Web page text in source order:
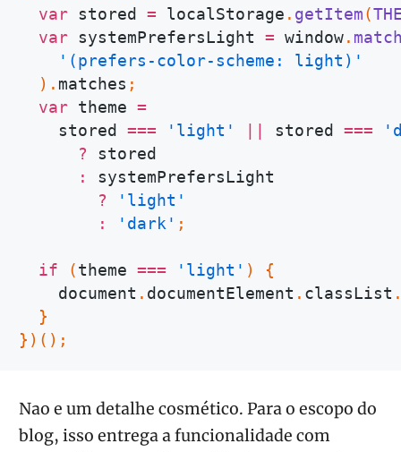
var stored = localStorage . getItem (
var systemPrefersLight = window .
'(prefers-color-scheme: light)'
) . matches ;
var theme =
    stored
=== 'light' stored ===
? stored
:
systemPrefersLight
?
'light'
:
'dark' ;
if ( theme === 'light' )
{
    document
. documentElement . classList
}
} ) ( ) ;
Nao e um detalhe cosmético. Para o escopo do
blog, isso entrega a funcionalidade com